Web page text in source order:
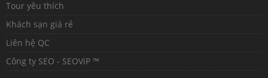
Tour yêu thích
Khách sạn giá rẻ
Liên hệ QC
Công ty SEO - SEOViP ™